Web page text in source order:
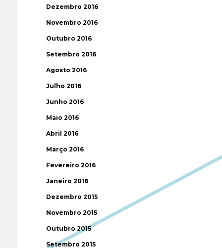
Dezembro 2016
Novembro 2016
Outubro 2016
Setembro 2016
Agosto 2016
Julho 2016
Junho 2016
Maio 2016
Abril 2016
Março 2016
Fevereiro 2016
Janeiro 2016
Dezembro 2015
Novembro 2015
Outubro 2015
Setembro 2015